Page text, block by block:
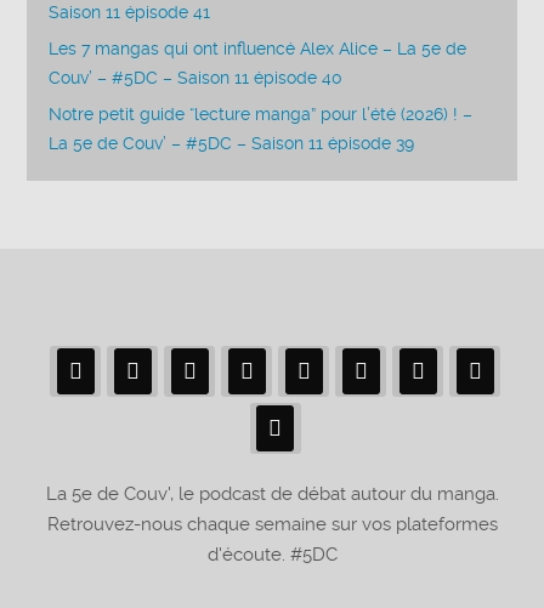
Saison 11 épisode 41
Les 7 mangas qui ont influencé Alex Alice – La 5e de
Couv’ – #5DC – Saison 11 épisode 40
Notre petit guide “lecture manga” pour l’été (2026) ! –
La 5e de Couv’ – #5DC – Saison 11 épisode 39
La 5e de Couv', le podcast de débat autour du manga.
Retrouvez-nous chaque semaine sur vos plateformes
d'écoute. #5DC